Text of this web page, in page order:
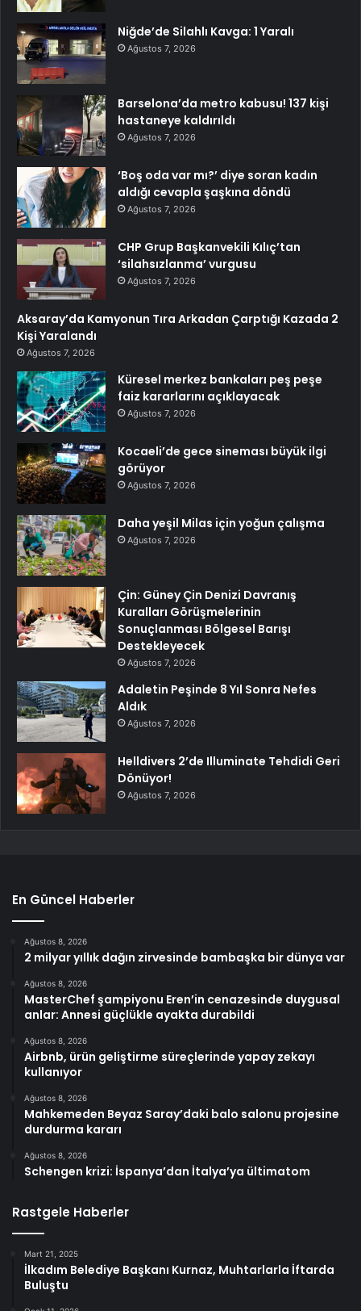
Niğde’de Silahlı Kavga: 1 Yaralı
Ağustos 7, 2026
Barselona’da metro kabusu! 137 kişi
hastaneye kaldırıldı
Ağustos 7, 2026
‘Boş oda var mı?’ diye soran kadın
aldığı cevapla şaşkına döndü
Ağustos 7, 2026
CHP Grup Başkanvekili Kılıç’tan
‘silahsızlanma’ vurgusu
Ağustos 7, 2026
Aksaray’da Kamyonun Tıra Arkadan Çarptığı Kazada 2
Kişi Yaralandı
Ağustos 7, 2026
Küresel merkez bankaları peş peşe
faiz kararlarını açıklayacak
Ağustos 7, 2026
Kocaeli’de gece sineması büyük ilgi
görüyor
Ağustos 7, 2026
Daha yeşil Milas için yoğun çalışma
Ağustos 7, 2026
Çin: Güney Çin Denizi Davranış
Kuralları Görüşmelerinin
Sonuçlanması Bölgesel Barışı
Destekleyecek
Ağustos 7, 2026
Adaletin Peşinde 8 Yıl Sonra Nefes
Aldık
Ağustos 7, 2026
Helldivers 2’de Illuminate Tehdidi Geri
Dönüyor!
Ağustos 7, 2026
En Güncel Haberler
Ağustos 8, 2026
2 milyar yıllık dağın zirvesinde bambaşka bir dünya var
Ağustos 8, 2026
MasterChef şampiyonu Eren’in cenazesinde duygusal
anlar: Annesi güçlükle ayakta durabildi
Ağustos 8, 2026
Airbnb, ürün geliştirme süreçlerinde yapay zekayı
kullanıyor
Ağustos 8, 2026
Mahkemeden Beyaz Saray’daki balo salonu projesine
durdurma kararı
Ağustos 8, 2026
Schengen krizi: İspanya’dan İtalya’ya ültimatom
Rastgele Haberler
Mart 21, 2025
İlkadım Belediye Başkanı Kurnaz, Muhtarlarla İftarda
Buluştu